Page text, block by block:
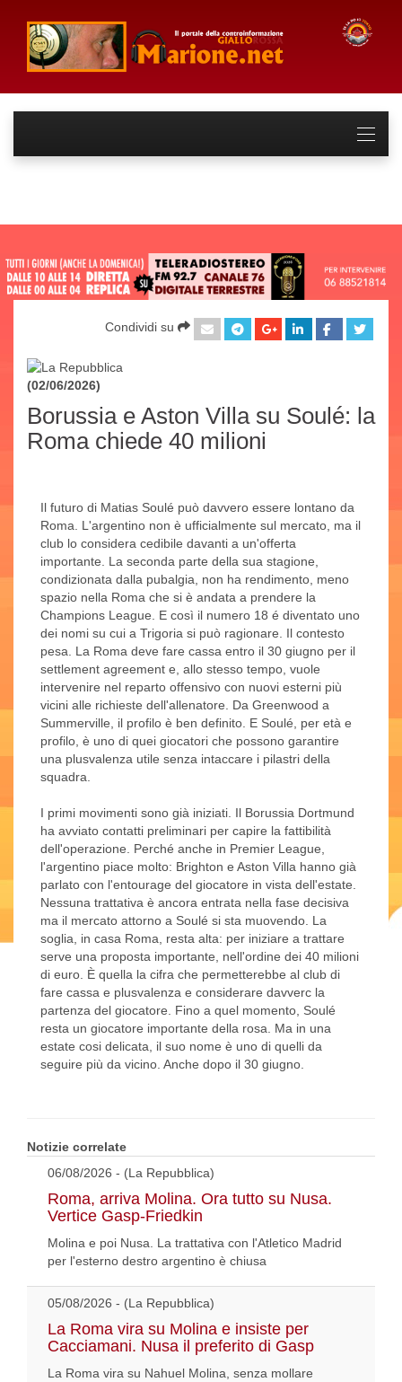
Condividi su
(02/06/2026)
Borussia e Aston Villa su Soulé: la
Roma chiede 40 milioni
Il futuro di Matias Soulé può davvero essere lontano da
Roma. L'argentino non è ufficialmente sul mercato, ma il
club lo considera cedibile davanti a un'offerta
importante. La seconda parte della sua stagione,
condizionata dalla pubalgia, non ha rendimento, meno
spazio nella Roma che si è andata a prendere la
Champions League. E così il numero 18 é diventato uno
dei nomi su cui a Trigoria si può ragionare. Il contesto
pesa. La Roma deve fare cassa entro il 30 giugno per il
settlement agreement e, allo stesso tempo, vuole
intervenire nel reparto offensivo con nuovi esterni più
vicini alle richieste dell'allenatore. Da Greenwood a
Summerville, il profilo è ben definito. E Soulé, per età e
profilo, è uno di quei giocatori che possono garantire
una plusvalenza utile senza intaccare i pilastri della
squadra.
I primi movimenti sono già iniziati. Il Borussia Dortmund
ha avviato contatti preliminari per capire la fattibilità
dell'operazione. Perché anche in Premier League,
l'argentino piace molto: Brighton e Aston Villa hanno già
parlato con l'entourage del giocatore in vista dell'estate.
Nessuna trattativa è ancora entrata nella fase decisiva
ma il mercato attorno a Soulé si sta muovendo. La
soglia, in casa Roma, resta alta: per iniziare a trattare
serve una proposta importante, nell'ordine dei 40 milioni
di euro. È quella la cifra che permetterebbe al club di
fare cassa e plusvalenza e considerare davverc la
partenza del giocatore. Fino a quel momento, Soulé
resta un giocatore importante della rosa. Ma in una
estate cosi delicata, il suo nome è uno di quelli da
seguire più da vicino. Anche dopo il 30 giugno.
Notizie correlate
06/08/2026 - (La Repubblica)
Roma, arriva Molina. Ora tutto su Nusa.
Vertice Gasp-Friedkin
Molina e poi Nusa. La trattativa con l'Atletico Madrid
per l'esterno destro argentino è chiusa
05/08/2026 - (La Repubblica)
La Roma vira su Molina e insiste per
Cacciamani. Nusa il preferito di Gasp
La Roma vira su Nahuel Molina, senza mollare